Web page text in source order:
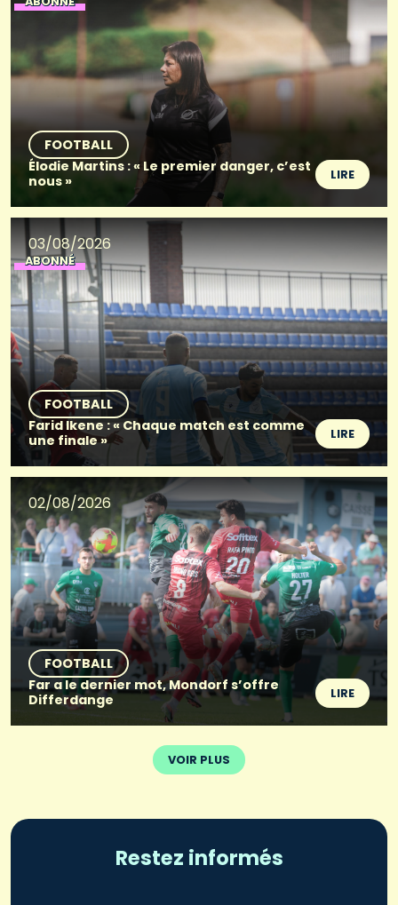
FOOTBALL
Élodie Martins : « Le premier danger, c’est
nous »
LIRE
03/08/2026
ABONNÉ
FOOTBALL
Farid Ikene : « Chaque match est comme
une finale »
LIRE
02/08/2026
FOOTBALL
Far a le dernier mot, Mondorf s’offre
Differdange
LIRE
VOIR PLUS
Restez informés